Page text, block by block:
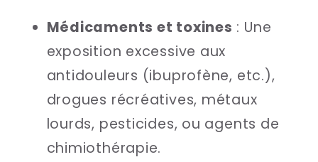
Médicaments et toxines : Une
exposition excessive aux
antidouleurs (ibuprofène, etc.),
drogues récréatives, métaux
lourds, pesticides, ou agents de
chimiothérapie.